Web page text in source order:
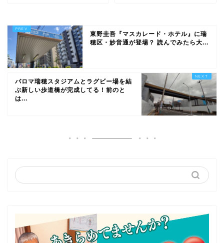
東野圭吾『マスカレード・ホテル』に瑞
穂区・妙音通が登場？ 読んでみたら大...
パロマ瑞穂スタジアムとラグビー場を結
ぶ新しい歩道橋が完成してる！前のと
は...